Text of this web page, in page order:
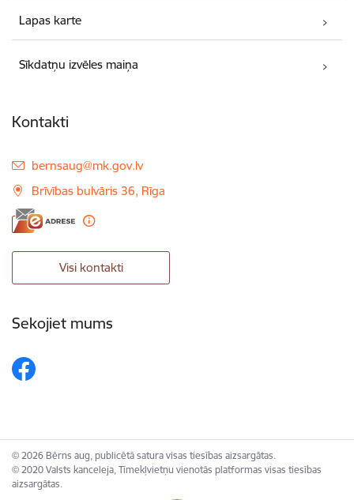
Lapas karte
Sīkdatņu izvēles maiņa
Kontakti
E-pasts:
bernsaug@mk.gov.lv
Brīvības bulvāris 36, Rīga
Visi kontakti
Sekojiet mums
© 2026 Bērns aug, publicētā satura visas tiesības aizsargātas.
© 2020 Valsts kanceleja, Tīmekļvietņu vienotās platformas visas tiesības
aizsargātas.